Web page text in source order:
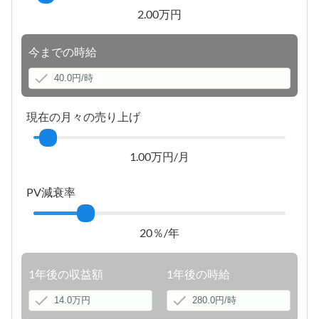
2.00万円
今までの時給
現在の月々の売り上げ
1.00万円/月
PV減衰率
20％/年
1年後の収益額 1年後の時給